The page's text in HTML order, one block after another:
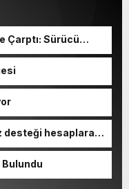
Çarptı: Sürücü
desteği hesaplara